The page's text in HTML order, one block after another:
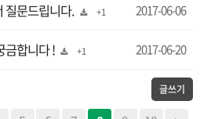
질문드립니다. + 1 2017-06-06
금합니다 ! + 1 2017-06-20
글쓰기